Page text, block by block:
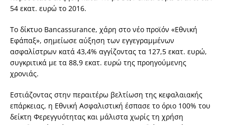
54 εκατ. ευρώ το 2016.
Το δίκτυο Bancassurance, χάρη στο νέο προϊόν «Εθνική
Εφάπαξ», σημείωσε αύξηση των εγγεγραμμένων
ασφαλίστρων κατά 43,4% αγγίζοντας τα 127,5 εκατ. ευρώ,
συγκριτικά με τα 88,9 εκατ. ευρώ της προηγούμενης
χρονιάς.
Εστιάζοντας στην περαιτέρω βελτίωση της κεφαλαιακής
επάρκειας, η Εθνική Ασφαλιστική έσπασε το όριο 100% του
δείκτη Φερεγγυότητας και μάλιστα χωρίς τη χρήση